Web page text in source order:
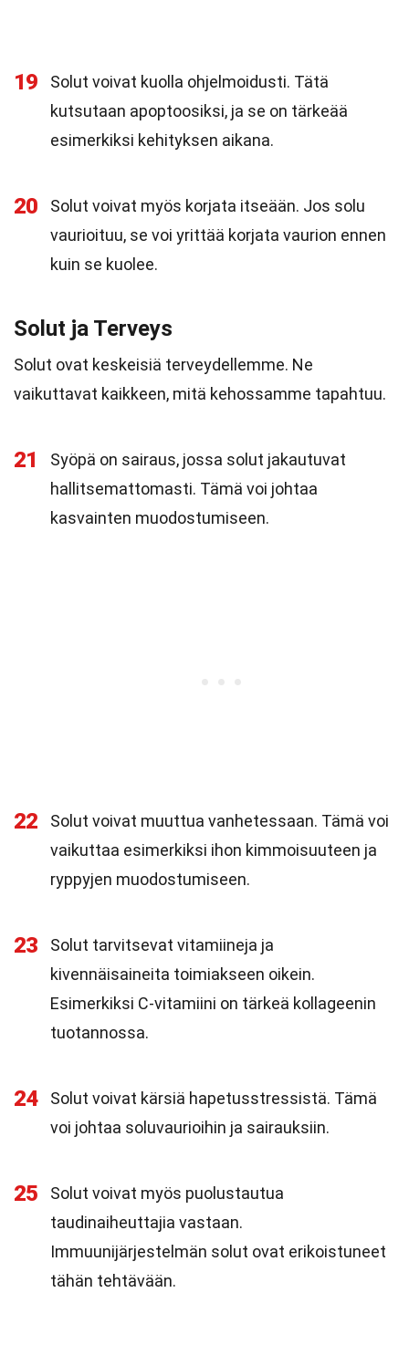
19
Solut voivat kuolla ohjelmoidusti. Tätä
kutsutaan apoptoosiksi, ja se on tärkeää
esimerkiksi kehityksen aikana.
20
Solut voivat myös korjata itseään. Jos solu
vaurioituu, se voi yrittää korjata vaurion ennen
kuin se kuolee.
Solut ja Terveys
Solut ovat keskeisiä terveydellemme. Ne
vaikuttavat kaikkeen, mitä kehossamme tapahtuu.
21
Syöpä on sairaus, jossa solut jakautuvat
hallitsemattomasti. Tämä voi johtaa
kasvainten muodostumiseen.
22
Solut voivat muuttua vanhetessaan. Tämä voi
vaikuttaa esimerkiksi ihon kimmoisuuteen ja
ryppyjen muodostumiseen.
23
Solut tarvitsevat vitamiineja ja
kivennäisaineita toimiakseen oikein.
Esimerkiksi C-vitamiini on tärkeä kollageenin
tuotannossa.
24
Solut voivat kärsiä hapetusstressistä. Tämä
voi johtaa soluvaurioihin ja sairauksiin.
25
Solut voivat myös puolustautua
taudinaiheuttajia vastaan.
Immuunijärjestelmän solut ovat erikoistuneet
tähän tehtävään.